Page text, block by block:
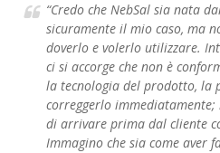
“Credo che NebSal sia nata
sicuramente il mio caso, ma
doverlo e volerlo utilizzare.
ci si accorge che non è
la tecnologia del prodotto, la
correggerlo
di arrivare prima dal cliente
Immagino che sia come aver